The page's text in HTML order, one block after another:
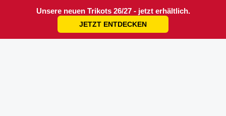
Unsere neuen Trikots 26/27 - jetzt erhältlich.
JETZT ENTDECKEN